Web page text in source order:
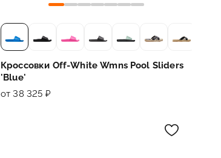
Кроссовки Off-White Wmns Pool Sliders
'Blue'
от 38 325 ₽